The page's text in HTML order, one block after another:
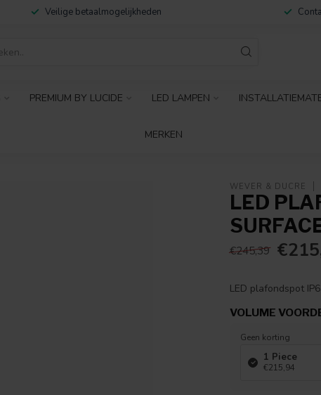
Veilige betaalmogelijkheden
PREMIUM BY LUCIDE LED LAMPEN
MERKEN
WEVER & DUCRÉ
LED
€245,39
LED plafondspot
VOLUME
Geen korting
1 Piece
€215,94